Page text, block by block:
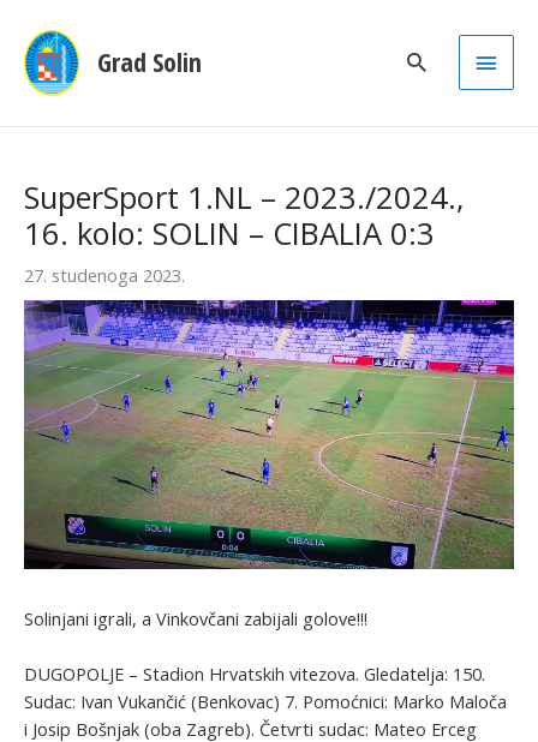
Grad Solin
Main
SuperSport 1.NL – 2023./2024.,
16. kolo: SOLIN – CIBALIA 0:3
27. studenoga 2023.
Solinjani igrali, a Vinkovčani zabijali golove!!!
DUGOPOLJE – Stadion Hrvatskih vitezova. Gledatelja: 150.
Sudac: Ivan Vukančić (Benkovac) 7. Pomoćnici: Marko Maloča
i Josip Bošnjak (oba Zagreb). Četvrti sudac: Mateo Erceg